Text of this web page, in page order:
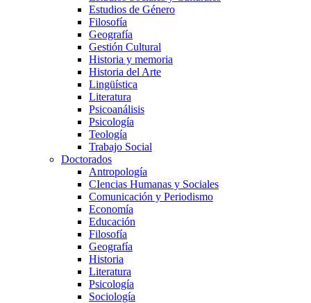
Estudios de Género
Filosofía
Geografía
Gestión Cultural
Historia y memoria
Historia del Arte
Lingüística
Literatura
Psicoanálisis
Psicología
Teología
Trabajo Social
Doctorados
Antropología
CIencias Humanas y Sociales
Comunicación y Periodismo
Economía
Educación
Filosofía
Geografía
Historia
Literatura
Psicología
Sociología